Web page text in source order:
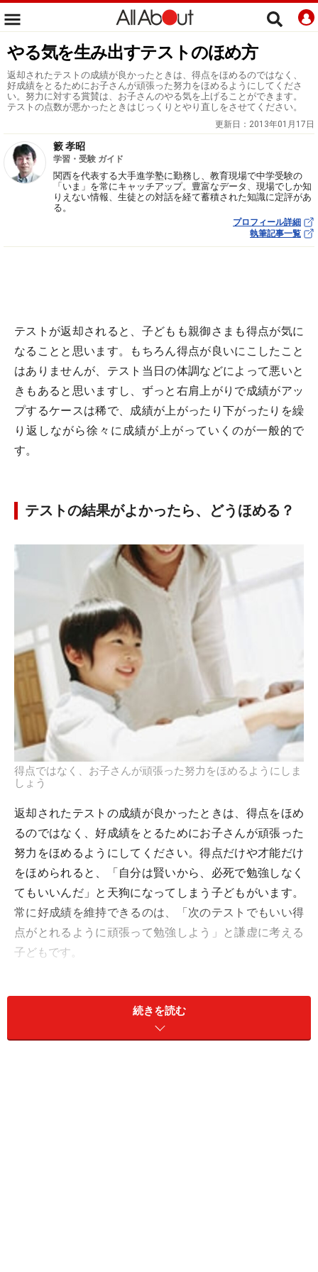
やる気を生み出すテストのほめ方
返却されたテストの成績が良かったときは、得点をほめるのではなく、
好成績をとるためにお子さんが頑張った努力をほめるようにしてくださ
い。努力に対する賞賛は、お子さんのやる気を上げることができます。
テストの点数が悪かったときはじっくりとやり直しをさせてください。
更新日： 2013年01月17日
籔 孝昭
学習・受験 ガイド
関西を代表する大手進学塾に勤務し、教育現場で中学受験の
「いま」を常にキャッチアップ。豊富なデータ、現場でしか知
りえない情報、生徒との対話を経て蓄積された知識に定評があ
る。
プロフィール詳細
執筆記事一覧
テストが返却されると、子どもも親御さまも得点が気に
なることと思います。もちろん得点が良いにこしたこと
はありませんが、テスト当日の体調などによって悪いと
きもあると思いますし、ずっと右肩上がりで成績がアッ
プするケースは稀で、成績が上がったり下がったりを繰
り返しながら徐々に成績が上がっていくのが一般的で
す。
テストの結果がよかったら、どうほめる？
得点ではなく、お子さんが頑張った努力をほめるようにしま
しょう
返却されたテストの成績が良かったときは、得点をほめ
るのではなく、好成績をとるためにお子さんが頑張った
努力をほめるようにしてください。得点だけや才能だけ
をほめられると、「自分は賢いから、必死で勉強しなく
てもいいんだ」と天狗になってしまう子どもがいます。
常に好成績を維持できるのは、「次のテストでもいい得
点がとれるように頑張って勉強しよう」と謙虚に考える
子どもです。
続きを読む